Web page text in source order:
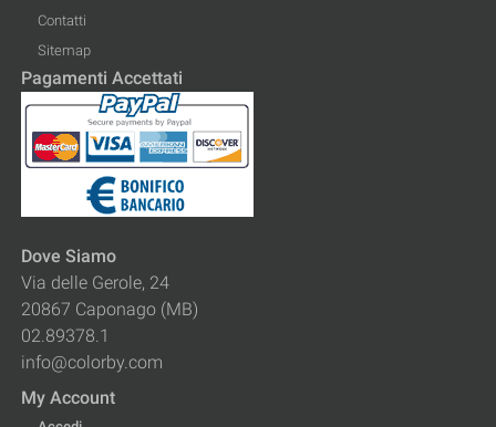
Contatti
Sitemap
Pagamenti Accettati
Dove Siamo
Via delle Gerole, 24
20867 Caponago (MB)
02.89378.1
info@colorby.com
My Account